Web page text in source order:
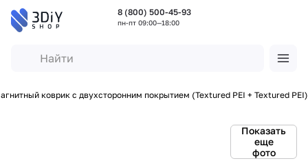
8 (800) 500-45-93
пн-пт 09:00—18:00
коврик с двухсторонним покрытием (Textured PEI + Textured PEI)
Показать
еще
фото